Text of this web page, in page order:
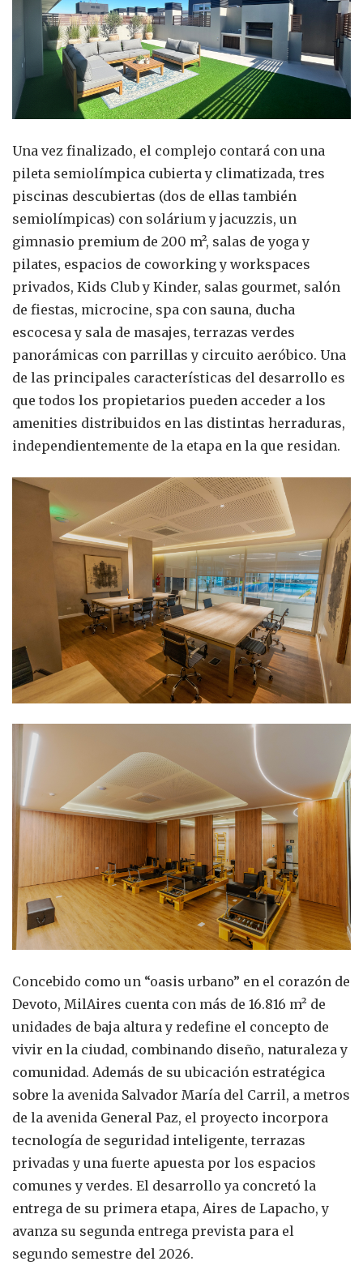
Una vez finalizado, el complejo contará con una
pileta semiolímpica cubierta y climatizada, tres
piscinas descubiertas (dos de ellas también
semiolímpicas) con solárium y jacuzzis, un
gimnasio premium de 200 m², salas de yoga y
pilates, espacios de coworking y workspaces
privados, Kids Club y Kinder, salas gourmet, salón
de fiestas, microcine, spa con sauna, ducha
escocesa y sala de masajes, terrazas verdes
panorámicas con parrillas y circuito aeróbico. Una
de las principales características del desarrollo es
que todos los propietarios pueden acceder a los
amenities distribuidos en las distintas herraduras,
independientemente de la etapa en la que residan.
Concebido como un “oasis urbano” en el corazón de
Devoto, MilAires cuenta con más de 16.816 m² de
unidades de baja altura y redefine el concepto de
vivir en la ciudad, combinando diseño, naturaleza y
comunidad. Además de su ubicación estratégica
sobre la avenida Salvador María del Carril, a metros
de la avenida General Paz, el proyecto incorpora
tecnología de seguridad inteligente, terrazas
privadas y una fuerte apuesta por los espacios
comunes y verdes. El desarrollo ya concretó la
entrega de su primera etapa, Aires de Lapacho, y
avanza su segunda entrega prevista para el
segundo semestre del 2026.